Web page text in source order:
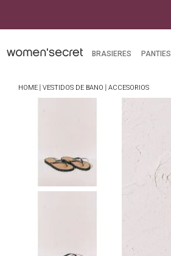
BRASIERES PANTIES
VESTIDOS DE BANO ACCESORIOS